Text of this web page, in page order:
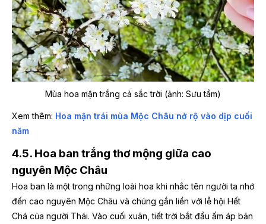
Mùa hoa mận trắng cả sắc trời (ảnh: Sưu tầm)
Xem thêm: Hoa mận trái mùa Mộc Châu nở rộ vào dịp cuối
năm
4.5. Hoa ban trắng thơ mộng giữa cao
nguyên Mộc Châu
Hoa ban là một trong những loài hoa khi nhắc tên người ta nhớ
đến cao nguyên Mộc Châu và chúng gắn liền với lễ hội Hết
Chá của người Thái. Vào cuối xuân, tiết trời bắt đầu ấm áp bản